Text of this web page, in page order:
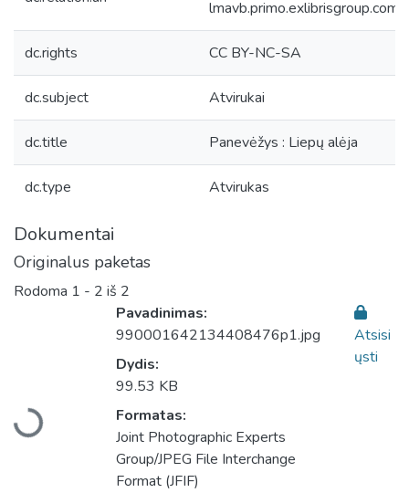
dc.rights CC BY-NC-SA
dc.subject Atvirukai
dc.title Panevėžys : Liepų alėja
dc.type Atvirukas
Dokumentai
Originalus paketas
Rodoma 1 - 2 iš 2
Įkeliama...
Pavadinimas:
990001642134408476p1.jpg
Dydis:
99.53 KB
Formatas:
Joint Photographic Experts
Group/JPEG File Interchange
Format (JFIF)
Atsisi
ųsti